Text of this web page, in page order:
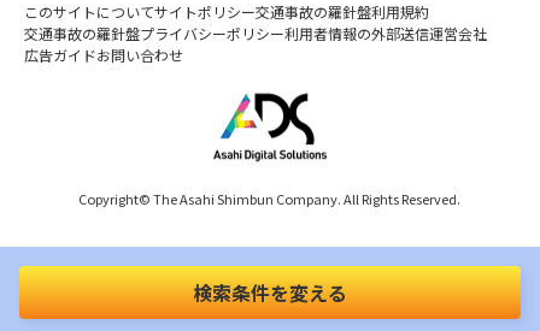
検索条件を変える
このサイトについてサイトポリシー交通事故の羅針盤利用規約
交通事故の羅針盤プライバシーポリシー利用者情報の外部送信運営会社
広告ガイドお問い合わせ
Copyright© The Asahi Shimbun Company. All Rights Reserved.